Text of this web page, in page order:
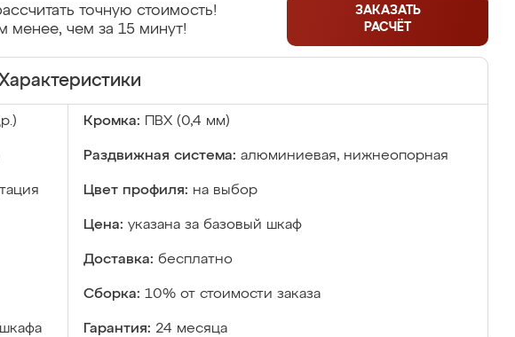
точную стоимость!
менее, чем за 15 минут!
ЗАКАЗАТЬ
РАСЧЁТ
Кромка: ПВХ (0,4 мм)
Раздвижная система: алюминиевая, нижнеопорная
Цвет профиля: на выбор
Цена: указана за базовый шкаф
Доставка: бесплатно
Сборка: 10% от стоимости заказа
Гарантия: 24 месяца